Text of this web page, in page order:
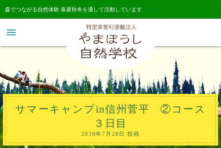
森でつながる自然体験 春夏秋冬を通して活動しています
menu
サマーキャンプin信州菅平 ②コース
３日目
2016年7月28日 投稿